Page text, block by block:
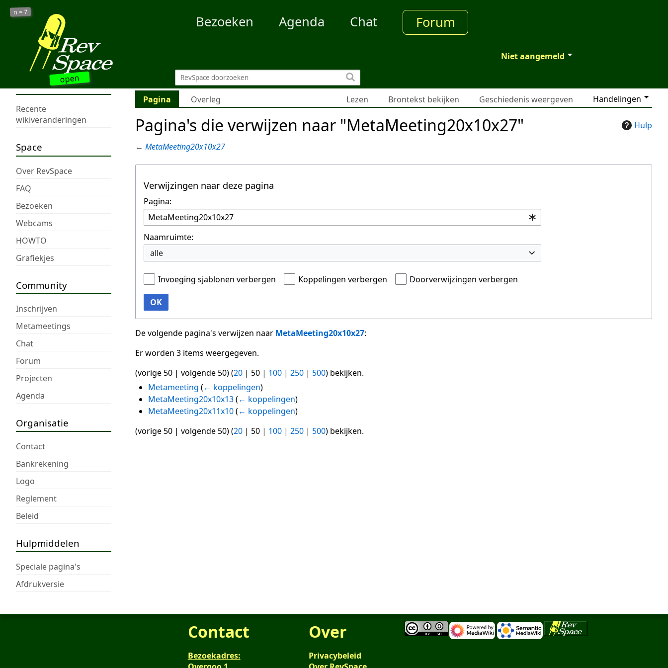
open
n =7
Bezoeken Agenda Chat Forum
Niet aangemeld
Recente
wikiveranderingen
Space
Over RevSpace
FAQ
Bezoeken
Webcams
HOWTO
Grafiekjes
Community
Inschrijven
Metameetings
Chat
Forum
Projecten
Agenda
Organisatie
Contact
Bankrekening
Logo
Reglement
Beleid
Hulpmiddelen
Speciale pagina's
Afdrukversie
Pagina Overleg Handelingen
Lezen Brontekst bekijken Geschiedenis weergeven
Hulp
Pagina's die verwijzen naar "MetaMeeting20x10x27"
← MetaMeeting20x10x27
Verwijzingen naar deze pagina
Pagina:
Naamruimte:
alle
Invoeging sjablonen verbergen Koppelingen verbergen Doorverwijzingen verbergen
OK
De volgende pagina's verwijzen naar MetaMeeting20x10x27:
Er worden 3 items weergegeven.
(vorige 50 | volgende 50) (20 | 50 | 100 | 250 | 500) bekijken.
Metameeting (← koppelingen)
MetaMeeting20x10x13 (← koppelingen)
MetaMeeting20x11x10 (← koppelingen)
(vorige 50 | volgende 50) (20 | 50 | 100 | 250 | 500) bekijken.
Contact
Bezoekadres:
Over
Privacybeleid